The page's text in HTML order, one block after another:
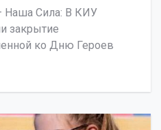
Наша Сила: В КИУ
закрытие
ко Дню Героев